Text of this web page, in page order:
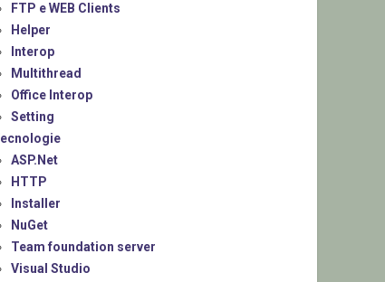
FTP e WEB Clients
Helper
Interop
Multithread
Office Interop
Setting
ASP.Net
HTTP
Installer
NuGet
Team foundation server
Visual Studio